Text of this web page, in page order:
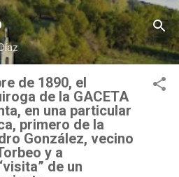
principal
de 1890, el
de la GACETA
en una particular
primero de la
González, vecino
y a
de un